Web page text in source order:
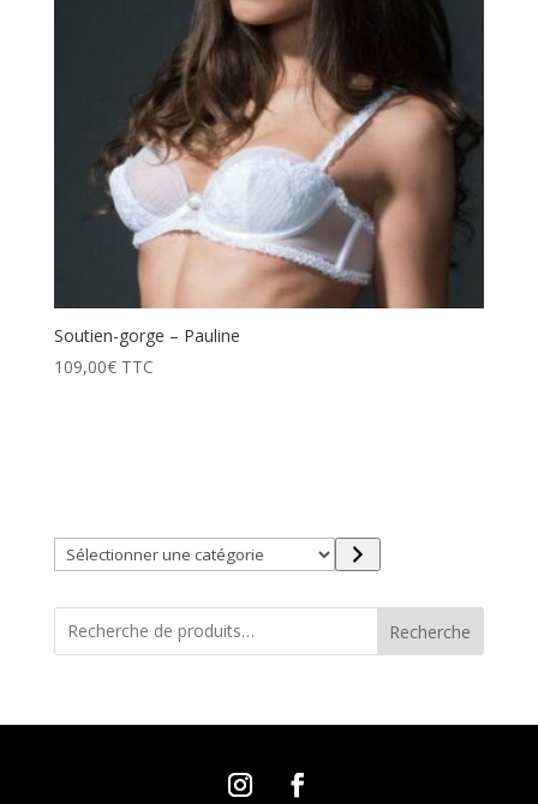
Soutien-gorge – Pauline
109,00€ TTC
Sélectionner
une
catégorie
Recherche